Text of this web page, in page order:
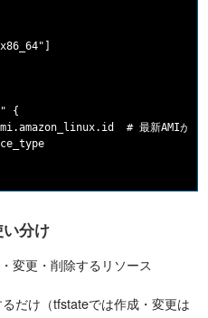
{
# 最新AMIが自
分け
変更・削除するリソース
だけ（tfstateでは作成・変更は